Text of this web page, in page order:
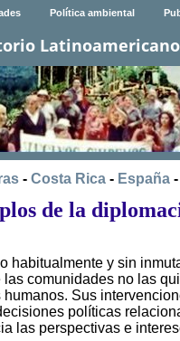
Política ambiental
- Costa Rica - España -
de la
habitualmente y sin
comunidades no las
Sus
políticas
las perspectivas e